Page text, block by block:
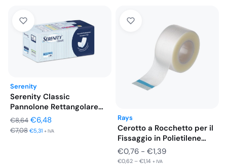
Serenity
Serenity Classic
Pannolone Rettangolare
Senza Barriera 1 Goccia…
€8,64 Il
prezzo
€6,48Il
prezzo
€7,08 €5,31 + IVA
Rays
Cerotto a Rocchetto per il
Fissaggio in Polietilene…
€0,76 - €1,39Fascia
€0,62 – €1,14 + IVA